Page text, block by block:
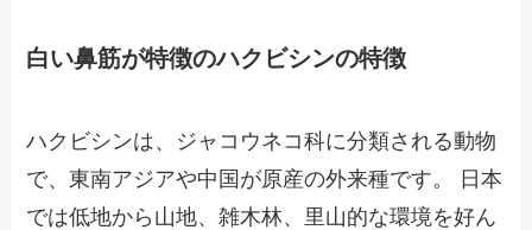
白い鼻筋が特徴のハクビシンの特徴
ハクビシンは、ジャコウネコ科に分類される動物
で、東南アジアや中国が原産の外来種です。 日本
では低地から山地、雑木林、里山的な環境を好ん